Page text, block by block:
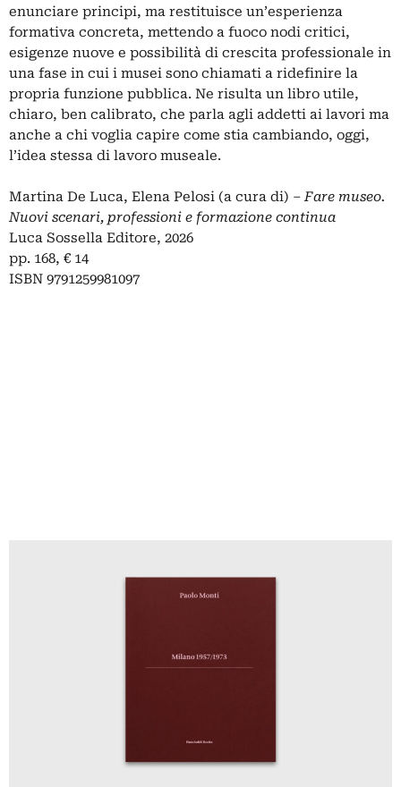
enunciare principi, ma restituisce un’esperienza
formativa concreta, mettendo a fuoco nodi critici,
esigenze nuove e possibilità di crescita professionale in
una fase in cui i musei sono chiamati a ridefinire la
propria funzione pubblica. Ne risulta un libro utile,
chiaro, ben calibrato, che parla agli addetti ai lavori ma
anche a chi voglia capire come stia cambiando, oggi,
l’idea stessa di lavoro museale.
Martina De Luca, Elena Pelosi (a cura di) – Fare museo.
Nuovi scenari, professioni e formazione continua
Luca Sossella Editore, 2026
pp. 168, € 14
ISBN 9791259981097